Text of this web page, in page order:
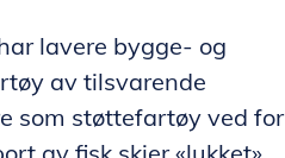
lavere bygge- og
av tilsvarende
som støttefartøy ved for